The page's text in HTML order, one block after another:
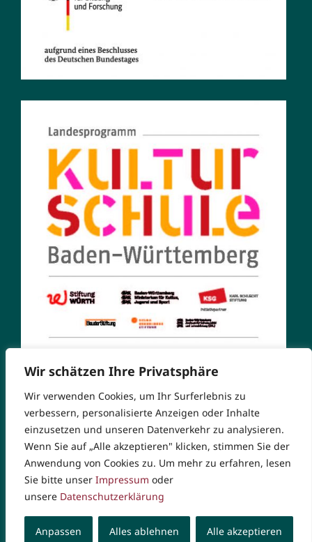
Wir schätzen Ihre Privatsphäre
Wir verwenden Cookies, um Ihr Surferlebnis zu
verbessern, personalisierte Anzeigen oder Inhalte
einzusetzen und unseren Datenverkehr zu analysieren.
Wenn Sie auf „Alle akzeptieren" klicken, stimmen Sie der
Anwendung von Cookies zu. Um mehr zu erfahren, lesen
Sie bitte unser Impressum oder
unsere Datenschutzerklärung
Anpassen Alles ablehnen Alle akzeptieren
© Copyright 2026 Markgrafen-Gymnasium. Alle Rechte
vorbehalten | Impressum |Datenschutzerklärung|
Rechtliche Hinweise